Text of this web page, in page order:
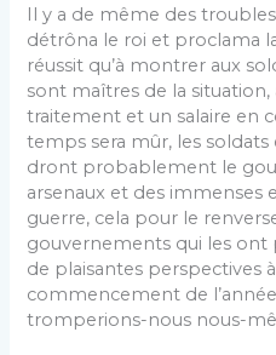
Il y a de même des
détrôna le roi et proclama
réussit qu’à montrer aux
sont maîtres de la
traitement et un salaire en
temps sera mûr, les
dront probablement le
arsenaux et des
guerre, cela pour le
gouvernements qui les ont
de plaisantes perspectives
commencement de
tromperions-nous nous-